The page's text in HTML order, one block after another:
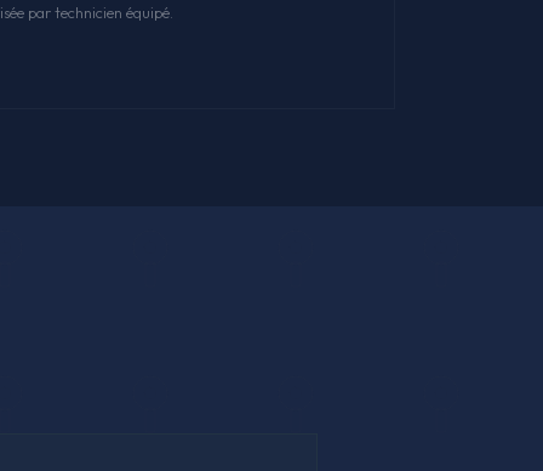
par technicien équipé.